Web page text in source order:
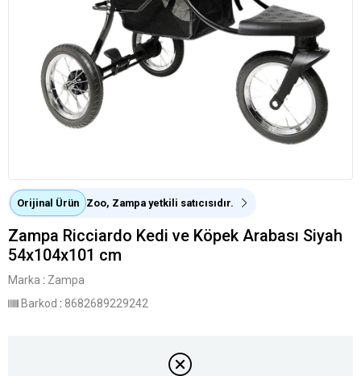
Orijinal Ürün Zoo, Zampa yetkili satıcısıdır.
Zampa Ricciardo Kedi ve Köpek Arabası Siyah
54x104x101 cm
Marka : Zampa
Barkod : 8682689229242